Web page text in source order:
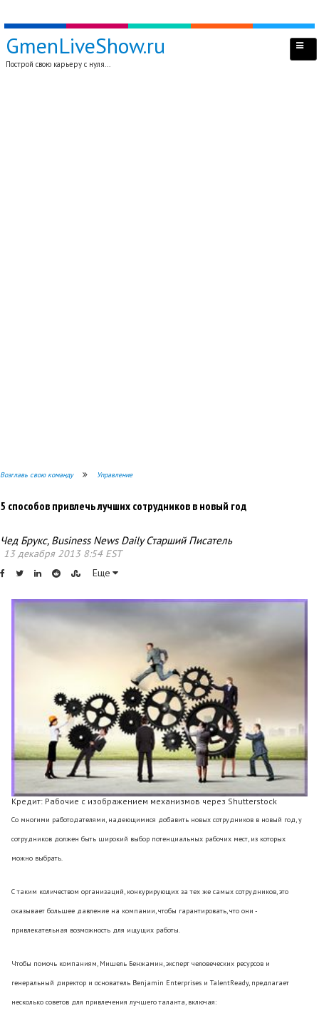
GmenLiveShow.ru
Построй свою карьеру с нуля...
Возглавь свою команду Управление
5 способов привлечь лучших сотрудников в новый год
Чед Брукс, Business News Daily Старший Писатель
13 декабря 2013 8:54 EST
Еще
Кредит: Рабочие с изображением механизмов через Shutterstock
Со многими работодателями, надеющимися добавить новых сотрудников в новый год, у
сотрудников должен быть широкий выбор потенциальных рабочих мест, из которых
можно выбрать.
С таким количеством организаций, конкурирующих за тех же самых сотрудников, это
оказывает большее давление на компании, чтобы гарантировать, что они -
привлекательная возможность для ищущих работы.
Чтобы помочь компаниям, Мишель Бенжамин, эксперт человеческих ресурсов и
генеральный директор и основатель Benjamin Enterprises и TalentReady, предлагает
несколько советов для привлечения лучшего таланта, включая: